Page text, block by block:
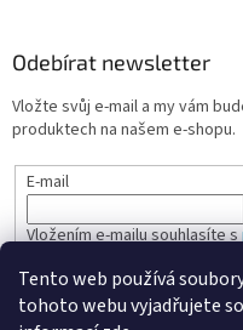
Tento web používá
tohoto webu vyjadřujete
Odebírat newsletter
Vložte svůj e-mail a my vám
produktech na našem e-shopu.
E-mail
Vložením e-mailu souhlasíte s
PŘIHLÁSIT SE